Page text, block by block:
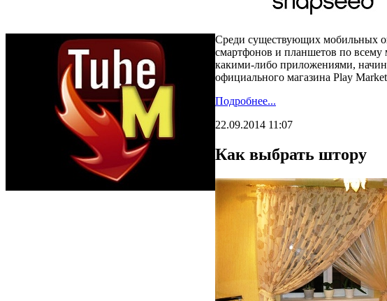
Среди существующих мобильных
смартфонов и планшетов по всему
какими-либо приложениями,
официального магазина Play
Подробнее...
22.09.2014 11:07
Как выбрать штору